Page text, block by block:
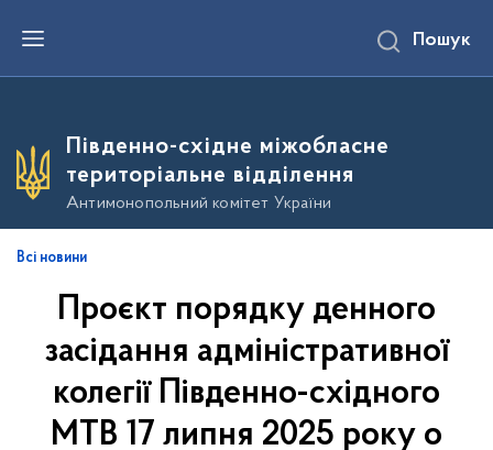
е
о
о
в
Пошук
Південно-східне міжобласне
територіальне відділення
Антимонопольний комітет України
Всі новини
Проєкт порядку денного
засідання адміністративної
колегії Південно-східного
МТВ 17 липня 2025 року о